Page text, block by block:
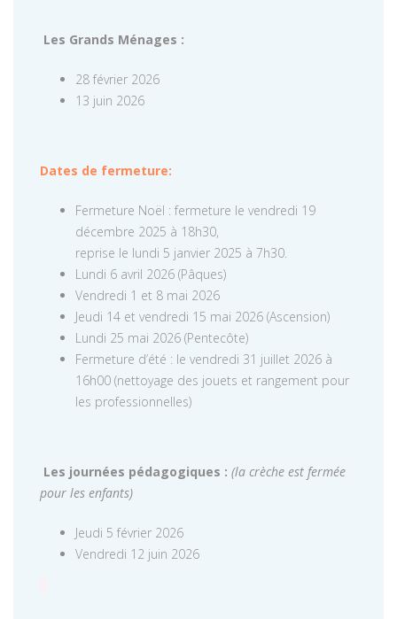
Les Grands Ménages :
28 février 2026
13 juin 2026
Dates de fermeture:
Fermeture Noël : fermeture le vendredi 19
décembre 2025 à 18h30,
reprise le lundi 5 janvier 2025 à 7h30.
Lundi 6 avril 2026 (Pâques)
Vendredi 1 et 8 mai 2026
Jeudi 14 et vendredi 15 mai 2026 (Ascension)
Lundi 25 mai 2026 (Pentecôte)
Fermeture d’été : le vendredi 31 juillet 2026 à
16h00 (nettoyage des jouets et rangement pour
les professionnelles)
Les journées pédagogiques : (la crèche est fermée
pour les enfants)
Jeudi 5 février 2026
Vendredi 12 juin 2026